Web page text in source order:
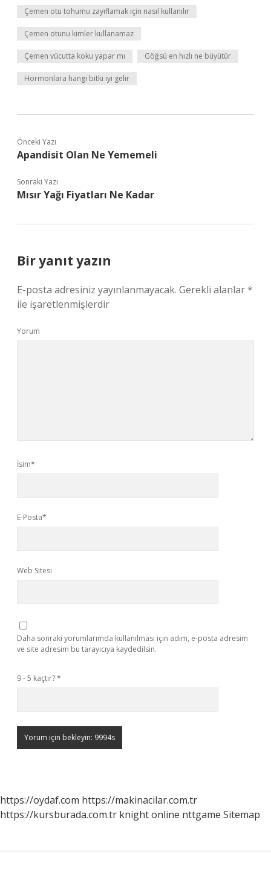
Çemen otu tohumu zayıflamak için nasıl kullanılır
Çemen otunu kimler kullanamaz
Çemen vücutta koku yapar mı Göğsü en hızlı ne büyütür
Hormonlara hangi bitki iyi gelir
Önceki Yazı
Apandisit Olan Ne Yememeli
Sonraki Yazı
Mısır Yağı Fiyatları Ne Kadar
Bir yanıt yazın
E-posta adresiniz yayınlanmayacak. Gerekli alanlar*
ile işaretlenmişlerdir
Yorum
İsim*
E-Posta*
Web Sitesi
Daha sonraki yorumlarımda kullanılması için adım, e-posta adresim
ve site adresim bu tarayıcıya kaydedilsin.
9 - 5 kaçtır?*
https://oydaf.com https://makinacilar.com.tr
https://kursburada.com.tr knight online nttgame Sitemap